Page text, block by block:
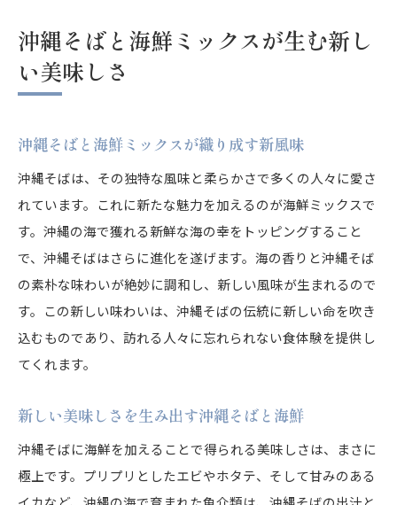
沖縄そばと海鮮ミックスが生む新し
い美味しさ
沖縄そばと海鮮ミックスが織り成す新風味
沖縄そばは、その独特な風味と柔らかさで多くの人々に愛さ
れています。これに新たな魅力を加えるのが海鮮ミックスで
す。沖縄の海で獲れる新鮮な海の幸をトッピングすること
で、沖縄そばはさらに進化を遂げます。海の香りと沖縄そば
の素朴な味わいが絶妙に調和し、新しい風味が生まれるので
す。この新しい味わいは、沖縄そばの伝統に新しい命を吹き
込むものであり、訪れる人々に忘れられない食体験を提供し
てくれます。
新しい美味しさを生み出す沖縄そばと海鮮
沖縄そばに海鮮を加えることで得られる美味しさは、まさに
極上です。プリプリとしたエビやホタテ、そして甘みのある